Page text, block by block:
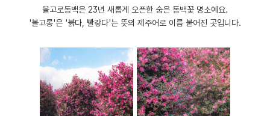
​볼고로동백은 23년 새롭게 오픈한 숨은 동백꽃 명소예요.
'볼고롱'은 '붉다, 빨갛다'는 뜻의 제주어로 이름 붙어진 곳입니다.